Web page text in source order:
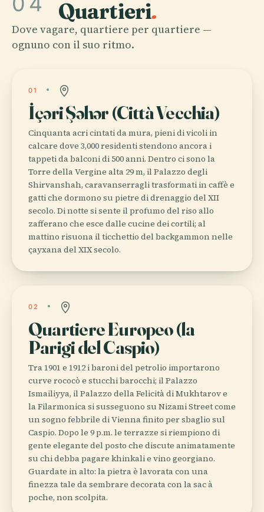
Quartieri.
Dove vagare, quartiere per quartiere —
ognuno con il suo ritmo.
01
İçəri Şəhər (Città Vecchia)
Cinquanta acri cintati da mura, pieni di vicoli in
calcare dove 3,000 residenti stendono ancora i
tappeti da balconi di 500 anni. Dentro ci sono la
Torre della Vergine alta 29 m, il Palazzo degli
Shirvanshah, caravanserragli trasformati in caffè e
gatti che dormono su pietre di drenaggio del XII
secolo. Di notte si sente il profumo del riso allo
zafferano che esce dalle cucine dei cortili; al
mattino risuona il ticchettio del backgammon nelle
çayxana del XIX secolo.
02
Quartiere Europeo (la
Parigi del Caspio)
Tra 1901 e 1912 i baroni del petrolio importarono
curve rococò e stucchi barocchi; il Palazzo
Ismailiyya, il Palazzo della Felicità di Mukhtarov e
la Filarmonica si susseguono su Nizami Street come
un sogno febbrile di Vienna finito per sbaglio sul
Caspio. Dopo le 9 p.m. le terrazze si riempiono di
gente elegante del posto che discute animatamente
su chi debba pagare khinkali e vino georgiano.
Guardate in alto: la pietra è lavorata con una
finezza tale da sembrare decorata con la sac à
poche, non scolpita.